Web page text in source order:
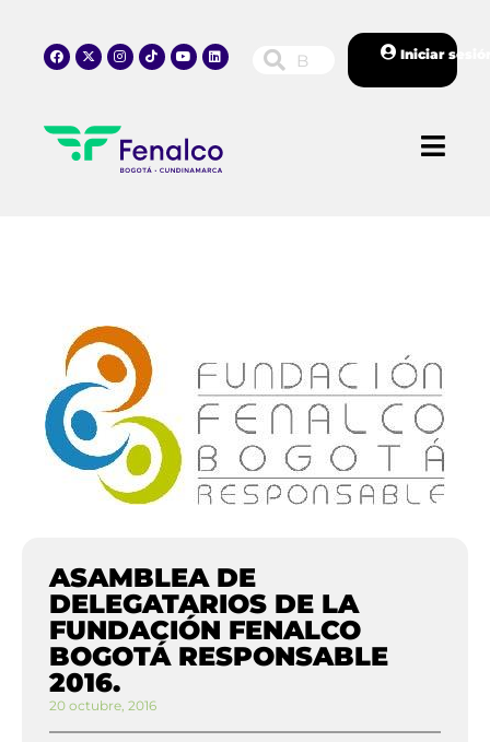
Iniciar
ASAMBLEA DE
DELEGATARIOS DE LA
FUNDACIÓN FENALCO
BOGOTÁ RESPONSABLE
2016.
20 octubre, 2016